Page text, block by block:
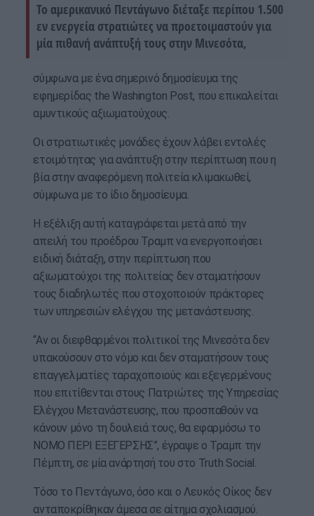
Το αμερικανικό Πεντάγωνο διέταξε περίπου 1.500
εν ενεργεία στρατιώτες να προετοιμαστούν για
μία πιθανή ανάπτυξή τους στην Μινεσότα,
σύμφωνα με ένα σημερινό δημοσίευμα της
εφημερίδας the Washington ‍Post, που επικαλείται
αμυντικούς αξιωματούχους.
Οι στρατιωτικές μονάδες έχουν λάβει εντολές
ετοιμότητας για ανάπτυξη στην περίπτωση που η
βία στην αναφερόμενη πολιτεία κλιμακωθεί,
σύμφωνα με το ίδιο δημοσίευμα.
Η εξέλιξη αυτή καταγράφεται μετά από την
απειλή του προέδρου Τραμπ να ενεργοποιήσει
ειδική διάταξη, στην περίπτωση που
αξιωματούχοι της πολιτείας δεν σταματήσουν
τους διαδηλωτές που στοχοποιούν πράκτορες
των υπηρεσιών ελέγχου της μετανάστευσης.
“Αν οι διεφθαρμένοι πολιτικοί της Μινεσότα δεν
υπακούσουν στο νόμο και δεν σταματήσουν τους
επαγγελματίες ταραχοποιούς και εξεγερμένους
που επιτίθενται στους Πατριώτες της Υπηρεσίας
Ελέγχου Μετανάστευσης, που προσπαθούν να
κάνουν μόνο τη δουλειά τους, θα εφαρμόσω το
ΝΟΜΟ ΠΕΡΙ ΕΞΕΓΕΡΣΗΣ”, έγραψε ο Τραμπ την
Πέμπτη, σε μία ανάρτησή του στο Truth Social.
Τόσο το Πεντάγωνο, όσο και ο Λευκός Οίκος δεν
ανταποκρίθηκαν άμεσα σε αίτημα σχολιασμού.